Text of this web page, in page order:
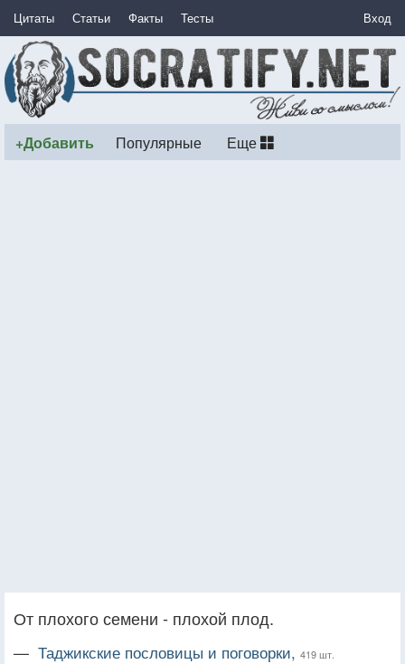
Цитаты Статьи Факты Тесты Вход
+Добавить Популярные Еще
От плохого семени - плохой плод.
— Таджикские пословицы и поговорки, 419 шт.